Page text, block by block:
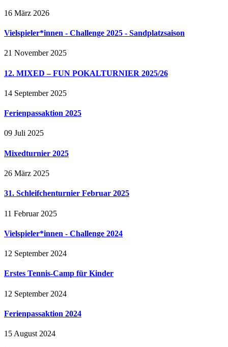
16 März 2026
Vielspieler*innen - Challenge 2025 - Sandplatzsaison
21 November 2025
12. MIXED – FUN POKALTURNIER 2025/26
14 September 2025
Ferienpassaktion 2025
09 Juli 2025
Mixedturnier 2025
26 März 2025
31. Schleifchenturnier Februar 2025
11 Februar 2025
Vielspieler*innen - Challenge 2024
12 September 2024
Erstes Tennis-Camp für Kinder
12 September 2024
Ferienpassaktion 2024
15 August 2024